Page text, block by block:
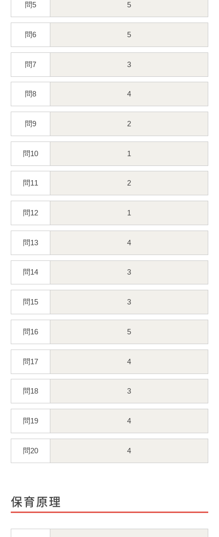
問5 5
問6 5
問7 3
問8 4
問9 2
問10 1
問11 2
問12 1
問13 4
問14 3
問15 3
問16 5
問17 4
問18 3
問19 4
問20 4
保育原理